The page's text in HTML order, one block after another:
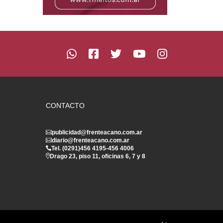
CONTACTO
publicidad@frenteacano.com.ar
diario@frenteacano.com.ar
Tel. (0291)456 4195-456 4006
Drago 23, piso 11, oficinas 6, 7 y 8